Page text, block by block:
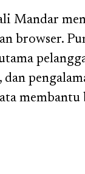
Mandar
browser.